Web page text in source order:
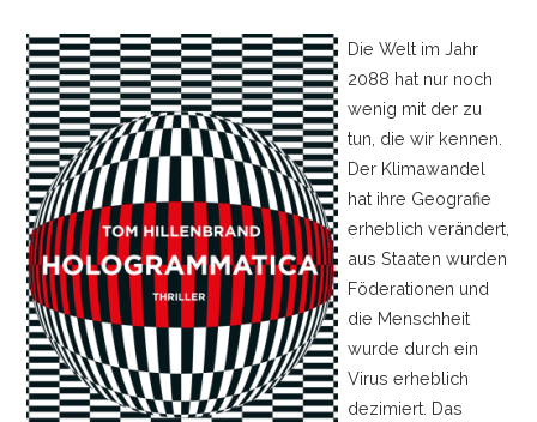
Die Welt im Jahr
2088 hat nur noch
wenig mit der zu
tun, die wir kennen.
Der Klimawandel
hat ihre Geografie
erheblich verändert,
aus Staaten wurden
Föderationen und
die Menschheit
wurde durch ein
Virus erheblich
dezimiert. Das